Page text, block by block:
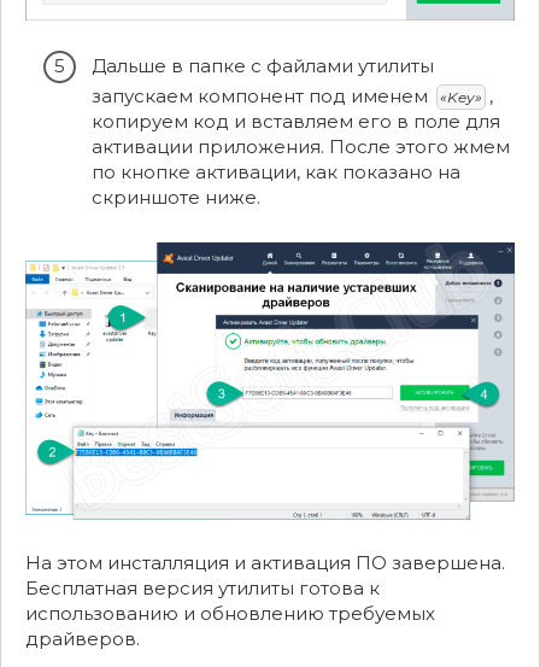
Дальше в папке с файлами утилиты
запускаем компонент под именем
«Key» ,
копируем код и вставляем его в поле для
активации приложения. После этого жмем
по кнопке активации, как показано на
скриншоте ниже.
На этом инсталляция и активация ПО завершена.
Бесплатная версия утилиты готова к
использованию и обновлению требуемых
драйверов.